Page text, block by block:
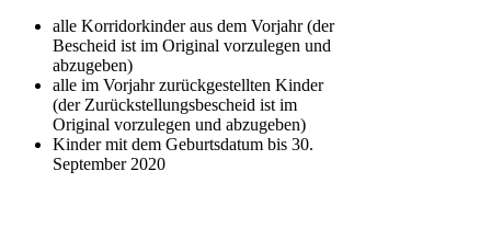
alle Korridorkinder aus dem Vorjahr (der
Bescheid ist im Original vorzulegen und
abzugeben)
alle im Vorjahr zurückgestellten Kinder
(der Zurückstellungsbescheid ist im
Original vorzulegen und abzugeben)
Kinder mit dem Geburtsdatum bis 30.
September 2020